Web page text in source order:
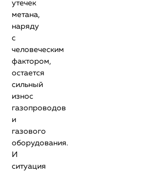
утечек
метана,
наряду
с
человеческим
фактором,
остается
сильный
износ
газопроводов
и
газового
оборудования.
И
ситуация